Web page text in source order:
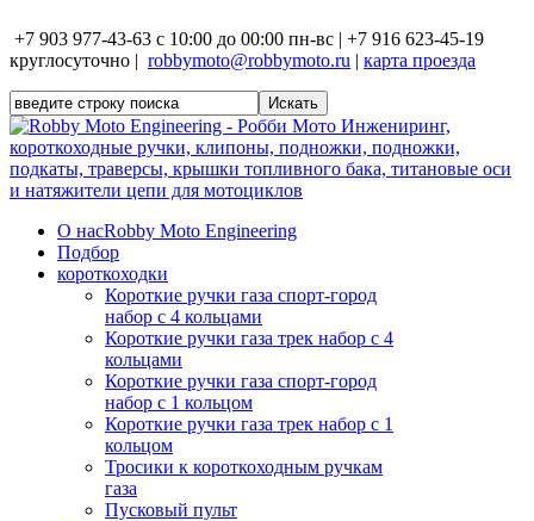
+7 903 977-43-63 с 10:00 до 00:00 пн-вс | +7 916 623-45-19
круглосуточно | robbymoto@robbymoto.ru | карта проезда
О насRobby Moto Engineering
Подбор
короткоходки
Короткие ручки газа спорт-город
набор с 4 кольцами
Короткие ручки газа трек набор с 4
кольцами
Короткие ручки газа спорт-город
набор с 1 кольцом
Короткие ручки газа трек набор с 1
кольцом
Тросики к короткоходным ручкам
газа
Пусковый пульт